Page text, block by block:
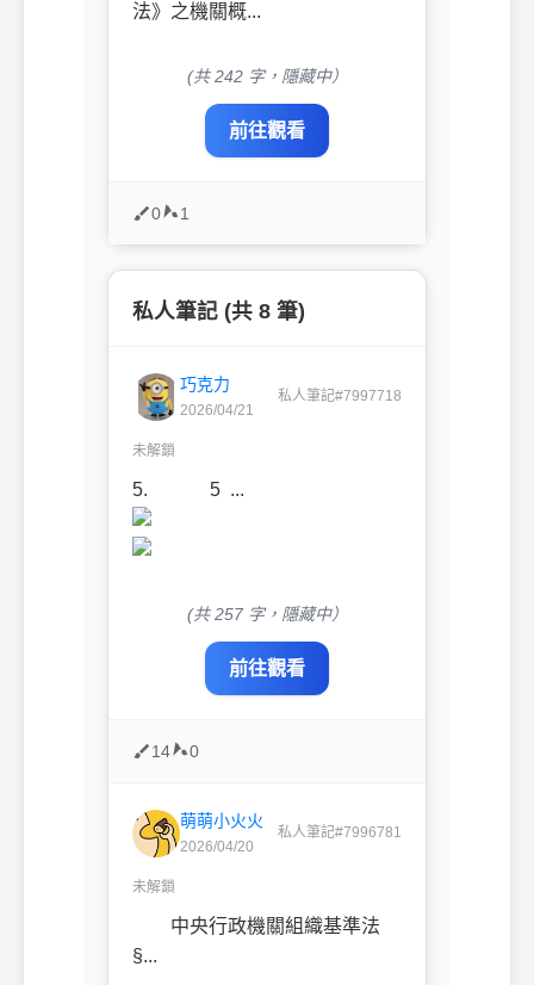
法》之機關概...
(共 242 字，隱藏中）
前往觀看
0 1
私人筆記 (共 8 筆)
巧克力
2026/04/21
私人筆記#7997718
未解鎖
5. 5 ...
(共 257 字，隱藏中）
前往觀看
14 0
萌萌小火火
2026/04/20
私人筆記#7996781
未解鎖
中央行政機關組織基準法
§...